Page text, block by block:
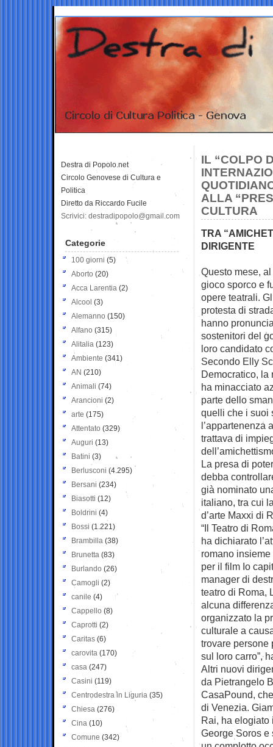
IL “COLPO
ALLA
CULTURA
TRA
DIRIGENTE
Questo mese,
gioco sporco e
opere teatrali.
protesta di
hanno
sostenitori del
loro candidato
Secondo Elly
Democratico, la
ha minacciato
parte dello
quelli che i suoi
l’appartenenza
trattava di
La presa di
debba
già nominato
italiano, tra cui
d’arte Maxxi di
“Il Teatro di
ha dichiarato
romano insieme
per il film Io
manager di
teatro di Roma,
alcuna
organizzato la
culturale a
trovare persone
sul loro carro”,
Altri nuovi
da Pietrangelo
CasaPound,
di Venezia.
Rai, ha elogiato
George Soros e
Destra di Popolo.net
Circolo Genovese di Cultura e
Politica
Diretto da Riccardo Fucile
Scrivici: destradipopolo@gmail.com
Categorie
100 giorni (5)
Aborto (20)
Acca Larentia (2)
Alcool (3)
Alemanno (150)
Alfano (315)
Alitalia (123)
Ambiente (341)
AN (210)
Animali (74)
Arancioni (2)
arte (175)
Attentato (329)
Auguri (13)
Batini (3)
Berlusconi (4.295)
Bersani (234)
Biasotti (12)
Boldrini (4)
Bossi (1.221)
Brambilla (38)
Brunetta (83)
Burlando (26)
Camogli (2)
canile (4)
Cappello (8)
Caprotti (2)
Caritas (6)
carovita (170)
casa (247)
Casini (119)
Centrodestra in Liguria (35)
Chiesa (276)
Cina (10)
Comune (342)